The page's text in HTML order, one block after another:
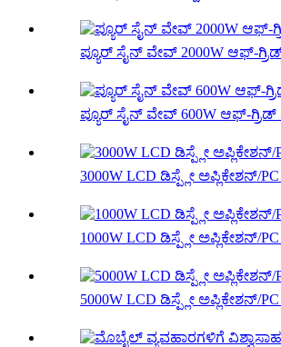
ಪ್ಯೂರ್ ಸೈನ್ ವೇವ್ 2000W ಆಫ್-
ಪ್ಯೂರ್ ಸೈನ್ ವೇವ್ 600W ಆಫ್-
3000W LCD ಡಿಸ್ಪ್ಲೇ
1000W LCD ಡಿಸ್ಪ್ಲೇ
5000W LCD ಡಿಸ್ಪ್ಲೇ